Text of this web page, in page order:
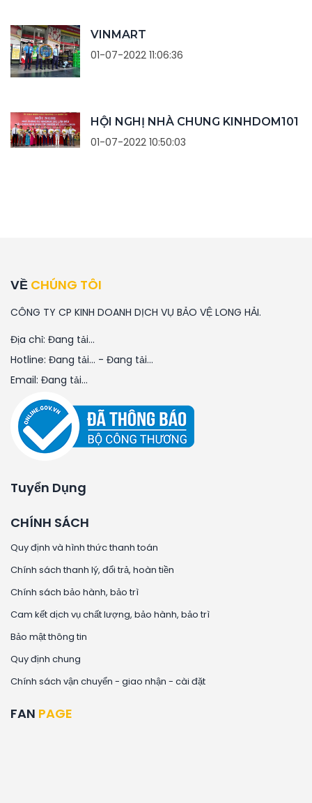
VINMART
01-07-2022 11:06:36
HỘI NGHỊ NHÀ CHUNG KINHDOM101
01-07-2022 10:50:03
VỀ CHÚNG TÔI
CÔNG TY CP KINH DOANH DỊCH VỤ BẢO VỆ LONG HẢI.
Địa chỉ: Đang tải...
Hotline: Đang tải... - Đang tải...
Email: Đang tải...
Tuyển Dụng
CHÍNH SÁCH
Quy định và hình thức thanh toán
Chính sách thanh lý, đổi trả, hoàn tiền
Chính sách bảo hành, bảo trì
Cam kết dịch vụ chất lượng, bảo hành, bảo trì
Bảo mật thông tin
Quy định chung
Chính sách vận chuyển - giao nhận - cài đặt
FAN PAGE